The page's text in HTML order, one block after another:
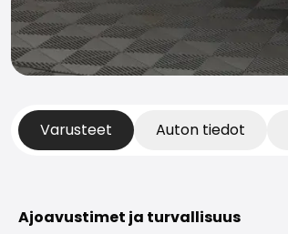
Varusteet Auton tiedot
Ajoavustimet ja turvallisuus